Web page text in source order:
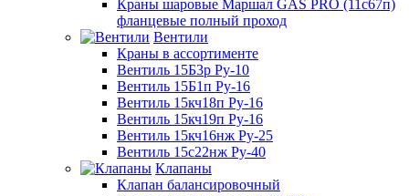
Краны шаровые Маршал GAS PRO (11с67п)
фланцевые полный проход
Вентили
Краны в ассортименте
Вентиль 15Б3р Ру-10
Вентиль 15Б1п Ру-16
Вентиль 15кч18п Ру-16
Вентиль 15кч19п Ру-16
Вентиль 15кч16нж Ру-25
Вентиль 15с22нж Ру-40
Клапаны
Клапан балансировочный